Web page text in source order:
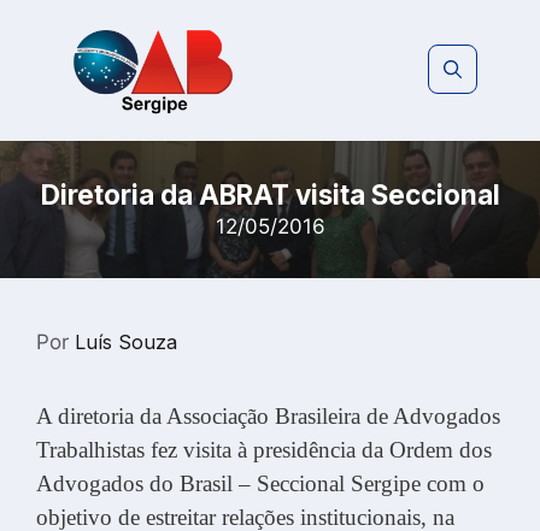
Diretoria da ABRAT visita Seccional
12/05/2016
Por Luís Souza
A diretoria da Associação Brasileira de Advogados
Trabalhistas fez visita à presidência da Ordem dos
Advogados do Brasil – Seccional Sergipe com o
objetivo de estreitar relações institucionais, na